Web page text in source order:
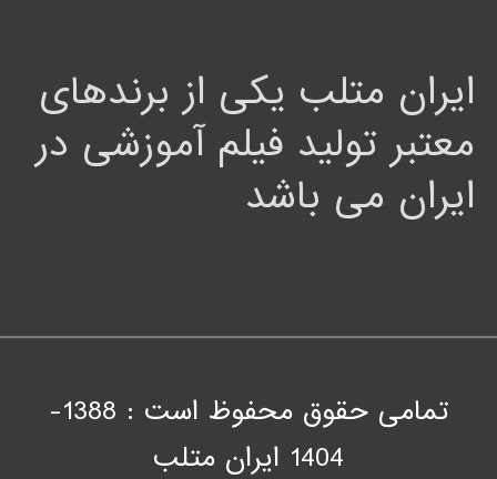
ایران متلب یکی از برندهای
معتبر تولید فیلم آموزشی در
ایران می باشد
تمامی حقوق محفوظ است : 1388-
1404 ايران متلب